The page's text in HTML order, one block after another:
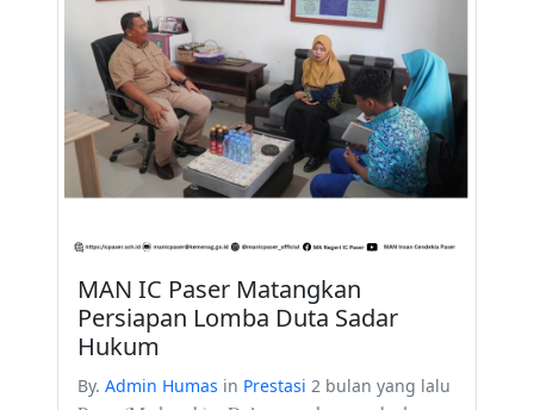
MAN IC Paser Matangkan
Persiapan Lomba Duta Sadar
Hukum
By. Admin Humas in Prestasi 2 bulan yang lalu